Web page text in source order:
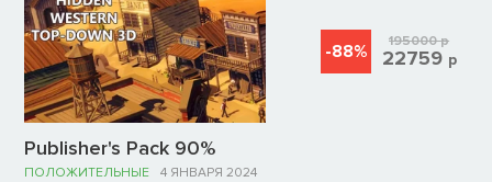
Publisher's Pack 90%
ПОЛОЖИТЕЛЬНЫЕ 4 ЯНВАРЯ 2024
-88% 195000р
22759 р